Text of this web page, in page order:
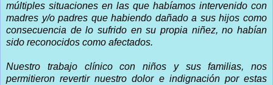
múltiples situaciones en las que habíamos intervenido con
madres y/o padres que habiendo dañado a sus hijos como
consecuencia de lo sufrido en su propia niñez, no habían
sido reconocidos como afectados.
Nuestro trabajo clínico con niños y sus familias, nos
permitieron revertir nuestro dolor e indignación por estas